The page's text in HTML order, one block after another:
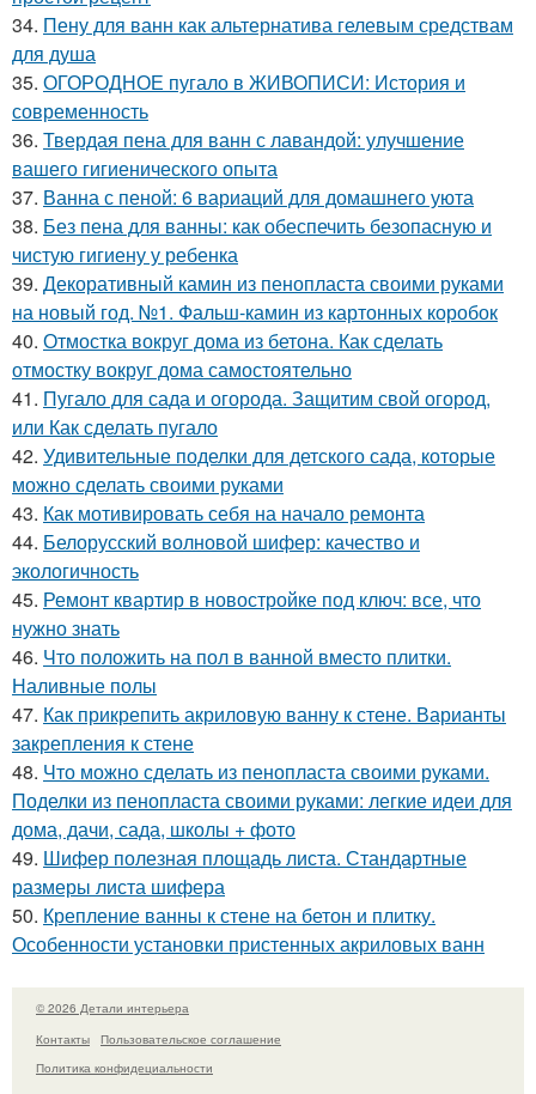
34. Пену для ванн как альтернатива гелевым средствам
для душа
35. ОГОРОДНОЕ пугало в ЖИВОПИСИ: История и
современность
36. Твердая пена для ванн с лавандой: улучшение
вашего гигиенического опыта
37. Ванна с пеной: 6 вариаций для домашнего уюта
38. Без пена для ванны: как обеспечить безопасную и
чистую гигиену у ребенка
39. Декоративный камин из пенопласта своими руками
на новый год. №1. Фальш-камин из картонных коробок
40. Отмостка вокруг дома из бетона. Как сделать
отмостку вокруг дома самостоятельно
41. Пугало для сада и огорода. Защитим свой огород,
или Как сделать пугало
42. Удивительные поделки для детского сада, которые
можно сделать своими руками
43. Как мотивировать себя на начало ремонта
44. Белорусский волновой шифер: качество и
экологичность
45. Ремонт квартир в новостройке под ключ: все, что
нужно знать
46. Что положить на пол в ванной вместо плитки.
Наливные полы
47. Как прикрепить акриловую ванну к стене. Варианты
закрепления к стене
48. Что можно сделать из пенопласта своими руками.
Поделки из пенопласта своими руками: легкие идеи для
дома, дачи, сада, школы + фото
49. Шифер полезная площадь листа. Стандартные
размеры листа шифера
50. Крепление ванны к стене на бетон и плитку.
Особенности установки пристенных акриловых ванн
© 2026 Детали интерьера
Контакты
Пользовательское соглашение
Политика конфидециальности